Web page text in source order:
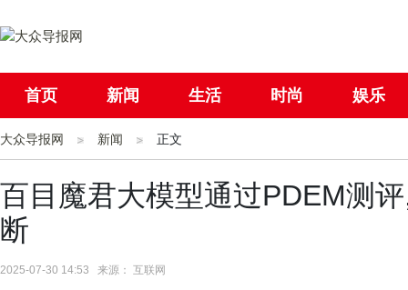
首页 新闻 生活 时尚 娱乐
社会 国际
大众导报网 新闻 正文
百目魔君大模型通过PDEM测
断
2025-07-30 14:53 来源： 互联网